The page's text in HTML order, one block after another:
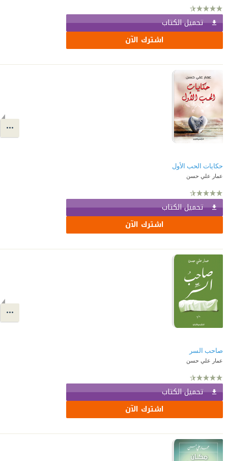
تحميل الكتاب
اشترك الآن
حكايات الحب الأول
عمار علي حسن
تحميل الكتاب
اشترك الآن
صاحب السر
عمار علي حسن
تحميل الكتاب
اشترك الآن